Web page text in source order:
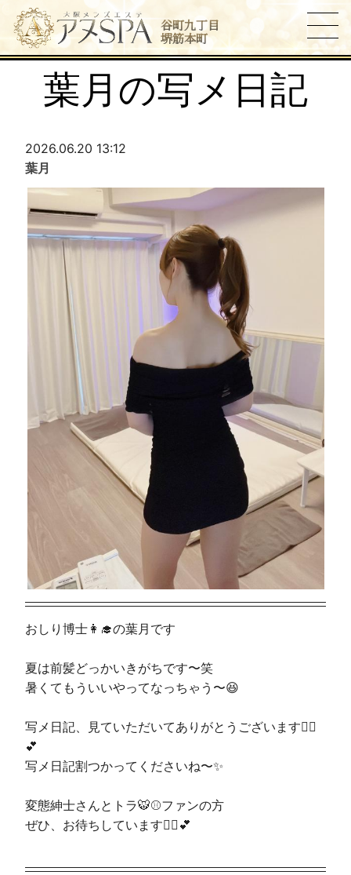
谷町九丁目
堺筋本町
葉月の写メ日記
2026.06.20 13:12
葉月
おしり博士👩‍🎓の葉月です
夏は前髪どっかいきがちです〜笑
暑くてもういいやってなっちゃう〜😆
写メ日記、見ていただいてありがとうございます🙋‍♀️
💕
写メ日記割つかってくださいね〜✨
変態紳士さんとトラ🐯⚾️ファンの方
ぜひ、お待ちしています🦹‍♀️💕